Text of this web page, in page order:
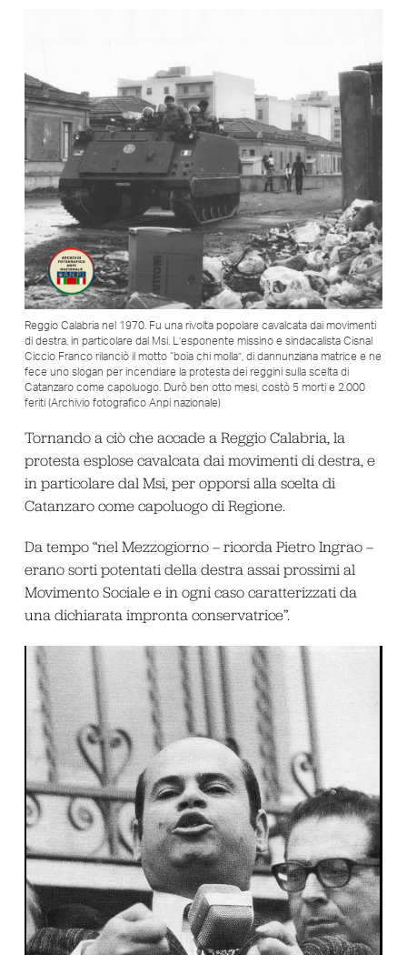
Reggio Calabria nel 1970. Fu una rivolta popolare cavalcata dai movimenti
di destra, in particolare dal Msi. L’esponente missino e sindacalista Cisnal
Ciccio Franco rilanciò il motto “boia chi molla”, di dannunziana matrice e ne
fece uno slogan per incendiare la protesta dei reggini sulla scelta di
Catanzaro come capoluogo. Durò ben otto mesi, costò 5 morti e 2.000
feriti (Archivio fotografico Anpi nazionale)
Tornando a ciò che accade a Reggio Calabria, la
protesta esplose cavalcata dai movimenti di destra, e
in particolare dal Msi, per opporsi alla scelta di
Catanzaro come capoluogo di Regione.
Da tempo “nel Mezzogiorno – ricorda Pietro Ingrao –
erano sorti potentati della destra assai prossimi al
Movimento Sociale e in ogni caso caratterizzati da
una dichiarata impronta conservatrice”.